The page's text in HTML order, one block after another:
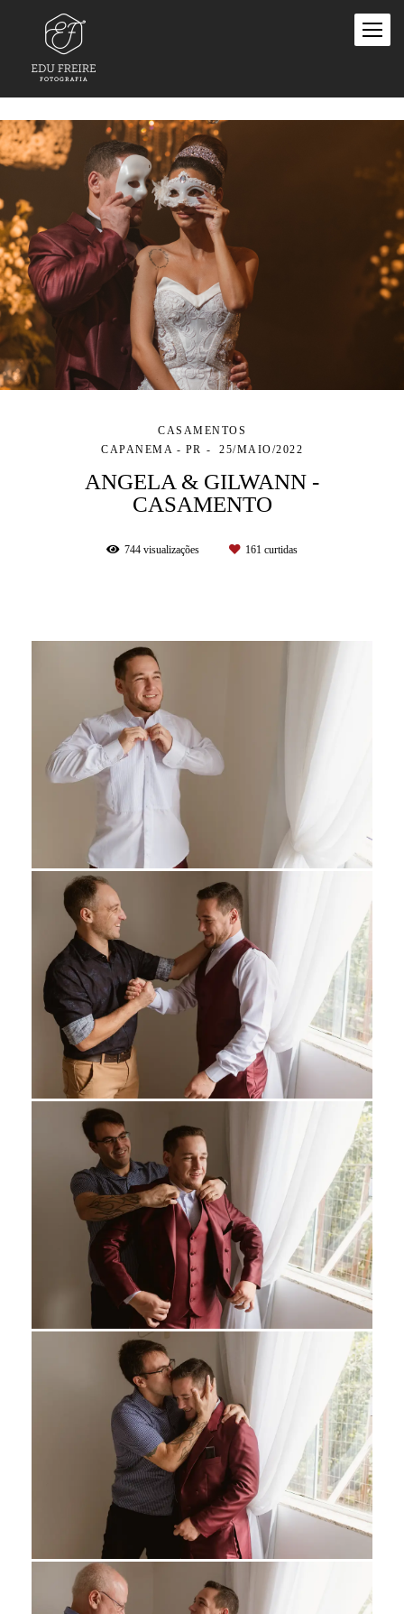
CASAMENTOS
CAPANEMA - PR
25/MAIO/2022
ANGELA & GILWANN -
CASAMENTO
744 visualizações 161 curtidas